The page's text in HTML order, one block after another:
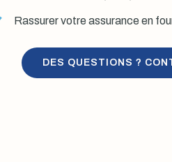
Rassurer votre assurance en
DES QUESTIONS ?